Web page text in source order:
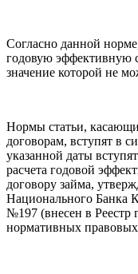
Согласно данной
годовую эффективную
значение которой не
Нормы статьи,
договорам, вступят в
указанной даты
расчета годовой
договору займа,
Национального Банка
№197 (внесен в Реестр
нормативных правовых